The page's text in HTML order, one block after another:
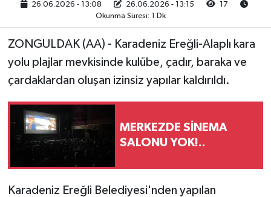
26.06.2026 - 13:08 26.06.2026 - 13:15
17
Okunma Süresi: 1 Dk
ZONGULDAK (AA) - Karadeniz Ereğli-Alaplı kara
yolu plajlar mevkisinde kulübe, çadır, baraka ve
çardaklardan oluşan izinsiz yapılar kaldırıldı.
MERKEZDE SİNEMA
SALONU YOK!..
Karadeniz Ereğli Belediyesi'nden yapılan